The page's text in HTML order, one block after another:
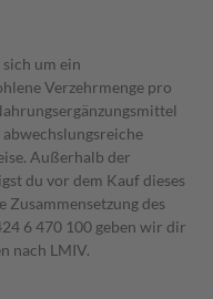
um ein
Verzehrmenge pro
abwechslungsreiche
Außerhalb der
du vor dem Kauf dieses
des
6 470 100 geben wir dir
nach LMIV.